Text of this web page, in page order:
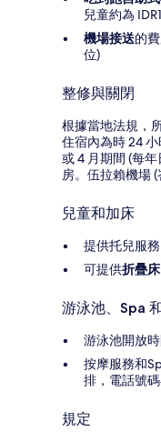
兒童約為
機場接送的
位)
整修與關閉
根據當地法規，
住宿內為時 24
或 4 月期間 (每
房。伍拉賴機場 (
兒童和加床
提供托兒服
可提供折疊床
游泳池、Spa
游泳池開放
按摩服務和
排，電話號
規定